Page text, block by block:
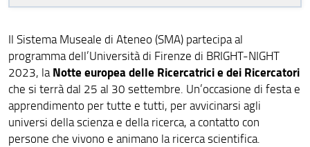
Il Sistema Museale di Ateneo (SMA) partecipa al
programma dell’Università di Firenze di BRIGHT-NIGHT
2023, laNotte europea delle Ricercatrici e dei Ricercatori
che si terrà dal 25 al 30 settembre. Un’occasione di festa e
apprendimento per tutte e tutti, per avvicinarsi agli
universi della scienza e della ricerca, a contatto con
persone che vivono e animano la ricerca scientifica.